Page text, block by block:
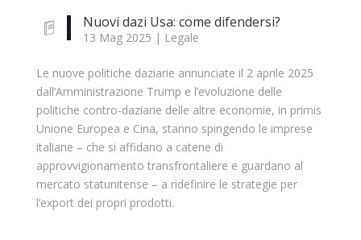
Nuovi dazi Usa: come difendersi?
13 Mag 2025 | Legale
Le nuove politiche daziarie annunciate il 2 aprile 2025
dall’Amministrazione Trump e l’evoluzione delle
politiche contro-daziarie delle altre economie, in primis
Unione Europea e Cina, stanno spingendo le imprese
italiane – che si affidano a catene di
approvvigionamento transfrontaliere e guardano al
mercato statunitense – a ridefinire le strategie per
l’export dei propri prodotti.